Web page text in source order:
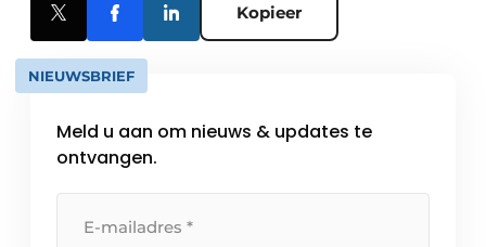
Kopieer
NIEUWSBRIEF
Meld u aan om nieuws & updates te
ontvangen.